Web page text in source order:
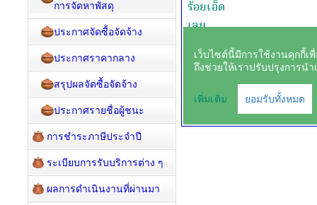
การจัดหาพัสดุ
ประกาศจัดซื้อจัดจ้าง
ประกาศราคากลาง
สรุปผลจัดซื้อจัดจ้าง
ประกาศรายชื่อผู้ชนะ
การชำระภาษีประจำปี
ระเบียบการรับบริการต่าง ๆ
ผลการดำเนินงานที่ผ่านมา